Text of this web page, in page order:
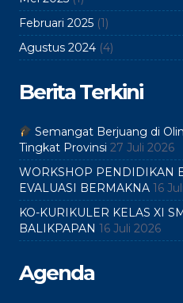
Februari 2025 (1)
Agustus 2024 (4)
Berita Terkini
Semangat Berjuang di
Tingkat Provinsi 27 Juli 2026
WORKSHOP PENDIDIKAN
EVALUASI BERMAKNA 16
KO-KURIKULER KELAS XI
BALIKPAPAN 16 Juli 2026
Agenda